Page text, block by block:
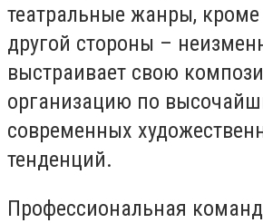
театральные жанры, кроме
другой стороны –
выстраивает свою
организацию по
современных
тенденций.
Профессиональная